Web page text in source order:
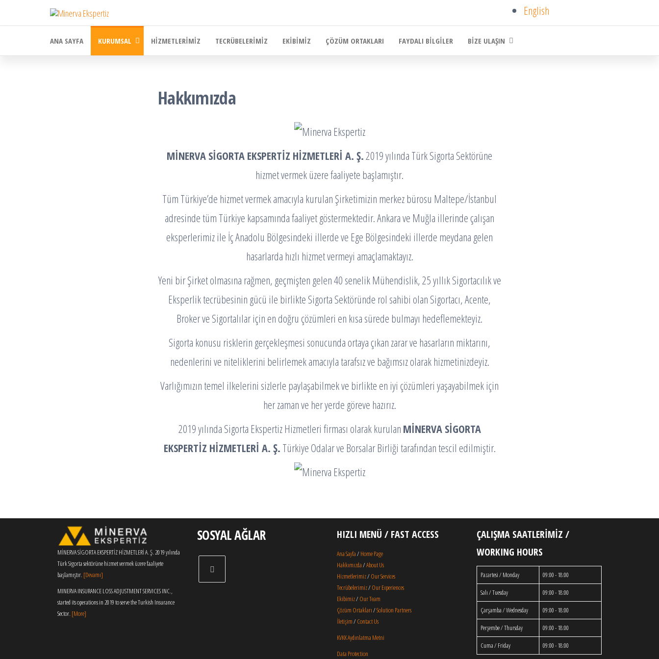
atla
English
ANA SAYFA KURUMSAL HIZMETLERIMIZ TECRÜBELERIMIZ EKIBIMIZ ÇÖZÜM ORTAKLARI FAYDALI BILGILER BIZE ULAŞIN
Hakkımızda
MİNERVA SİGORTA EKSPERTİZ HİZMETLERİ A. Ş.2019 yılında Türk Sigorta Sektörüne
hizmet vermek üzere faaliyete başlamıştır.
Tüm Türkiye’de hizmet vermek amacıyla kurulan Şirketimizin merkez bürosu Maltepe/İstanbul
adresinde tüm Türkiye kapsamında faaliyet göstermektedir. Ankara ve Muğla illerinde çalışan
eksperlerimiz ile İç Anadolu Bölgesindeki illerde ve Ege Bölgesindeki illerde meydana gelen
hasarlarda hızlı hizmet vermeyi amaçlamaktayız.
Yeni bir Şirket olmasına rağmen, geçmişten gelen 40 senelik Mühendislik, 25 yıllık Sigortacılık ve
Eksperlik tecrübesinin gücü ile birlikte Sigorta Sektöründe rol sahibi olan Sigortacı, Acente,
Broker ve Sigortalılar için en doğru çözümleri en kısa sürede bulmayı hedeflemekteyiz.
Sigorta konusu risklerin gerçekleşmesi sonucunda ortaya çıkan zarar ve hasarların miktarını,
nedenlerini ve niteliklerini belirlemek amacıyla tarafsız ve bağımsız olarak hizmetinizdeyiz.
Varlığımızın temel ilkelerini sizlerle paylaşabilmek ve birlikte en iyi çözümleri yaşayabilmek için
her zaman ve her yerde göreve hazırız.
2019 yılında Sigorta Ekspertiz Hizmetleri firması olarak kurulan MİNERVA SİGORTA
EKSPERTİZ HİZMETLERİ A. Ş. Türkiye Odalar ve Borsalar Birliği tarafından tescil edilmiştir.
MİNERVA SİGORTA EKSPERTİZ HİZMETLERİ A. Ş. 2019 yılında
Türk Sigorta sektörüne hizmet vermek üzere faaliyete
başlamıştır. [Devamı]
MINERVA INSURANCE LOSS ADJUSTMENT SERVICES INC.,
started its operations in 2019 to serve the Turkish Insurance
Sector. [More]
SOSYAL AĞLAR HIZLI MENÜ / FAST ACCESS
Ana Sayfa/ Home Page
Hakkımızda/About Us
Hizmetlerimiz/ Our Services
Tecrübelerimiz/ Our Experiences
Ekibimiz/ Our Team
Çözüm Ortakları/Solution Partners
İletişim/ Contact Us
KVKK Aydınlatma Metni
Data Protection
ÇALIŞMA SAATLERİMİZ /
WORKING HOURS
Pazartesi / Monday
09:00 - 18:00
Salı / Tuesday
09:00 - 18:00
Çarşamba / Wednesday
09:00 - 18:00
Perşembe / Thursday
09:00 - 18:00
Cuma / Friday
09:00 - 18:00